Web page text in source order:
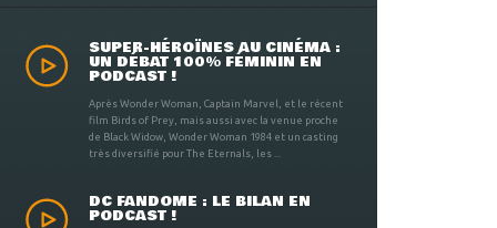
SUPER-HÉROÏNES AU CINÉMA :
UN DÉBAT 100% FÉMININ EN
PODCAST !
Après Wonder Woman, Captain Marvel, et le récent
film Birds of Prey, mais aussi avec la venue proche
de Black Widow, Wonder Woman 1984 et un casting
très diversifié pour The Eternals, les ...
DC FANDOME : LE BILAN EN
PODCAST !